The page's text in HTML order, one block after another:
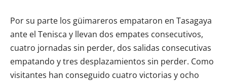
Por su parte los güimareros empataron en Tasagaya
ante el Tenisca y llevan dos empates consecutivos,
cuatro jornadas sin perder, dos salidas consecutivas
empatando y tres desplazamientos sin perder. Como
visitantes han conseguido cuatro victorias y ocho